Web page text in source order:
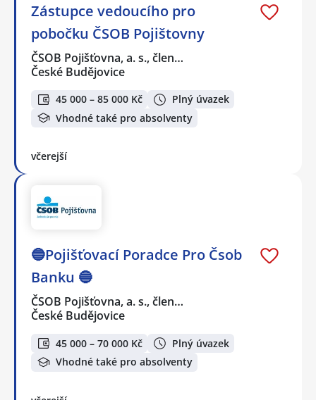
Zástupce vedoucího pro
pobočku ČSOB Pojištovny
ČSOB Pojišťovna, a. s., člen…
České Budějovice
45 000 – 85 000 Kč
Plný úvazek
Vhodné také pro absolventy
včerejší
🔵Pojišťovací Poradce Pro Čsob
Banku 🔵
ČSOB Pojišťovna, a. s., člen…
České Budějovice
45 000 – 70 000 Kč
Plný úvazek
Vhodné také pro absolventy